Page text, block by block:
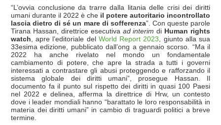
“L’ovvia conclusione da trarre dalla litania delle crisi dei diritti
umani durante il 2022 è che il potere autoritario incontrollato
lascia dietro di sé un mare di sofferenza”. Con queste parole
Tirana Hassan, direttrice esecutiva ad interim di Human rights
watch , apre l’editoriale del World Report 2023 , giunto alla sua
33esima edizione, pubblicato dall’ong a gennaio scorso. “Ma il
2022 ha anche rivelato nel mondo un fondamentale
cambiamento di potere, che apre la strada a tutti i governi
interessati a contrastare gli abusi proteggendo e rafforzando il
sistema globale dei diritti umani”, prosegue Hassan. Il
documento fa il punto sul rispetto dei diritti in quasi 100 Paesi
nel 2022 e delinea, afferma la direttrice di Hrw, un contesto
dove i leader mondiali hanno “barattato le loro responsabilità in
materia dei diritti umani” in cambio di traguardi politici a breve
termine.